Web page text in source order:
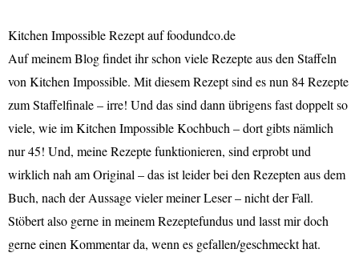
Kitchen Impossible Rezept auf foodundco.de
Auf meinem Blog findet ihr schon viele Rezepte aus den Staffeln
von Kitchen Impossible. Mit diesem Rezept sind es nun 84 Rezepte
zum Staffelfinale – irre! Und das sind dann übrigens fast doppelt so
viele, wie im Kitchen Impossible Kochbuch – dort gibts nämlich
nur 45! Und, meine Rezepte funktionieren, sind erprobt und
wirklich nah am Original – das ist leider bei den Rezepten aus dem
Buch, nach der Aussage vieler meiner Leser – nicht der Fall.
Stöbert also gerne in meinem Rezeptefundus und lasst mir doch
gerne einen Kommentar da, wenn es gefallen/geschmeckt hat.